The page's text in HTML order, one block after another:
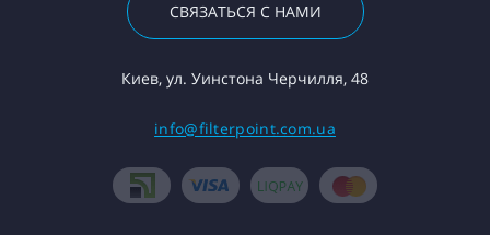
СВЯЗАТЬСЯ С НАМИ
Киев, ул. Уинстона Черчилля, 48
info@filterpoint.com.ua